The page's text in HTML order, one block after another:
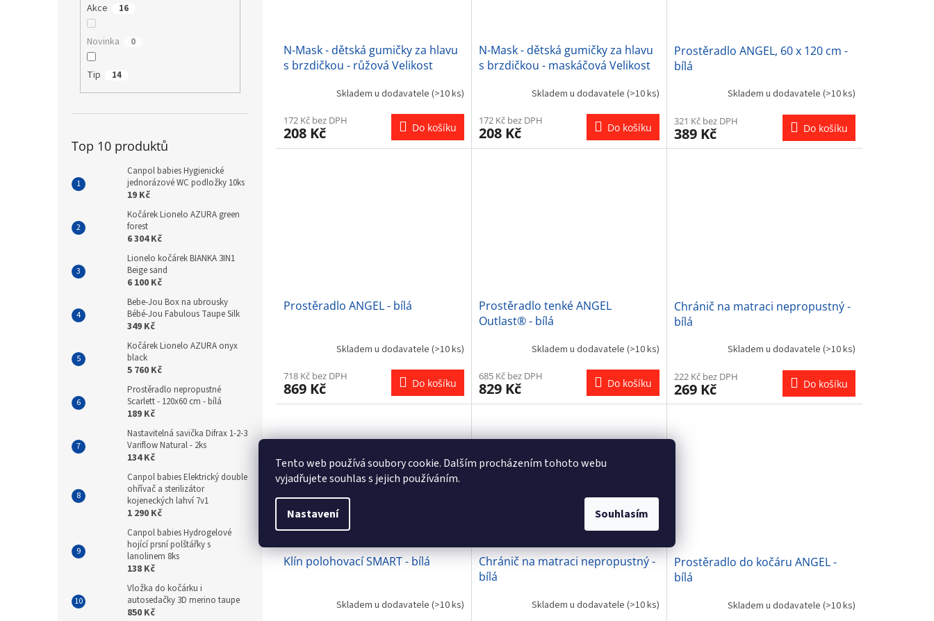
Tento web používá soubory cookie. Dalším procházením tohoto webu
vyjadřujete souhlas s jejich používáním.
Nastavení Souhlasím
Akce 16
Novinka 0
Tip 14
Top 10 produktů
Canpol babies Hygienické
jednorázové WC podložky 10ks
19 Kč
Kočárek Lionelo AZURA green
forest
6 304 Kč
Lionelo kočárek BIANKA 3IN1
Beige sand
6 100 Kč
Bebe-Jou Box na ubrousky
Bébé-Jou Fabulous Taupe Silk
349 Kč
Kočárek Lionelo AZURA onyx
black
5 760 Kč
Prostěradlo nepropustné
Scarlett - 120x60 cm - bílá
189 Kč
Nastavitelná savička Difrax 1-2-3
Variflow Natural - 2ks
134 Kč
Canpol babies Elektrický double
ohřívač a sterilizátor
kojeneckých lahví 7v1
1 290 Kč
Canpol babies Hydrogelové
hojící prsní polštářky s
lanolinem 8ks
138 Kč
Vložka do kočárku i
autosedačky 3D merino taupe
850 Kč
N-Mask - dětská gumičky za hlavu
s brzdičkou - růžová Velikost
Skladem u dodavatele (>10 ks)
172 Kč bez DPH
208 Kč Do košíku
N-Mask - dětská gumičky za hlavu
s brzdičkou - maskáčová Velikost
Skladem u dodavatele (>10 ks)
172 Kč bez DPH
208 Kč Do košíku
Prostěradlo ANGEL, 60 x 120 cm -
bílá
Skladem u dodavatele (>10 ks)
321 Kč bez DPH
389 Kč Do košíku
Prostěradlo ANGEL - bílá
Skladem u dodavatele (>10 ks)
718 Kč bez DPH
869 Kč Do košíku
Prostěradlo tenké ANGEL
Outlast® - bílá
Skladem u dodavatele (>10 ks)
685 Kč bez DPH
829 Kč Do košíku
Chránič na matraci nepropustný -
bílá
Skladem u dodavatele (>10 ks)
222 Kč bez DPH
269 Kč Do košíku
Klín polohovací SMART - bílá
Skladem u dodavatele (>10 ks)
Chránič na matraci nepropustný -
bílá
Skladem u dodavatele (>10 ks)
Prostěradlo do kočáru ANGEL -
bílá
Skladem u dodavatele (>10 ks)